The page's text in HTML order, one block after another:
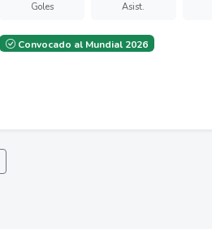
Goles Asist.
Convocado al Mundial 2026